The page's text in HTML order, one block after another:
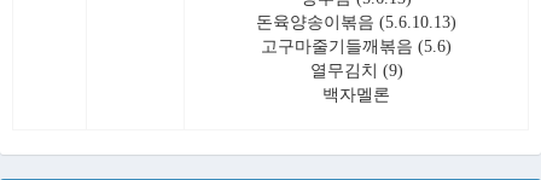
돈육양송이볶음 (5.6.10.13)
고구마줄기들깨볶음 (5.6)
열무김치 (9)
백자멜론